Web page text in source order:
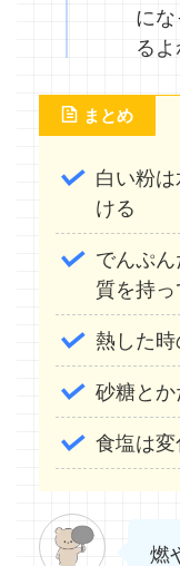
に
るよ
まとめ
白い粉
ける
でんぷ
質を持っ
熱した
砂糖と
食塩は変
燃